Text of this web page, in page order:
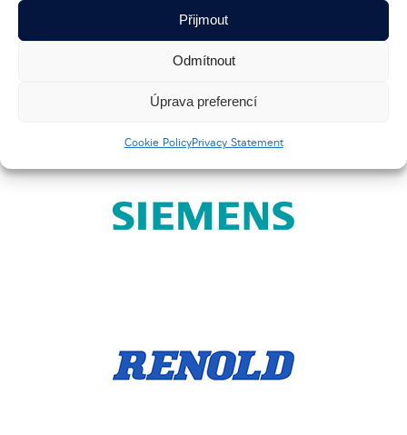
Přijmout
Odmítnout
Úprava preferencí
Cookie PolicyPrivacy Statement